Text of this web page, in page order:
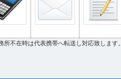
所不在時は代表携帯へ転送し対応致します。